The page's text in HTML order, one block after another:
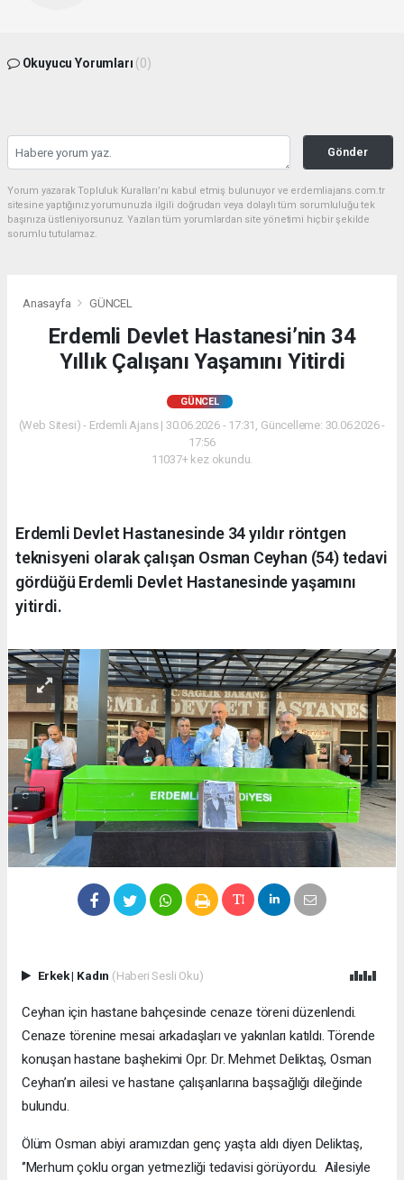
Okuyucu Yorumları (0)
Gönder
Yorum yazarak Topluluk Kuralları’nı kabul etmiş bulunuyor ve erdemliajans.com.tr
sitesine yaptığınız yorumunuzla ilgili doğrudan veya dolaylı tüm sorumluluğu tek
başınıza üstleniyorsunuz. Yazılan tüm yorumlardan site yönetimi hiçbir şekilde
sorumlu tutulamaz.
Anasayfa GÜNCEL
Erdemli Devlet Hastanesi’nin 34
Yıllık Çalışanı Yaşamını Yitirdi
GÜNCEL
(Web Sitesi) - Erdemli Ajans | 30.06.2026 - 17:31, Güncelleme: 30.06.2026 -
17:56
11037+ kez okundu.
Erdemli Devlet Hastanesinde 34 yıldır röntgen
teknisyeni olarak çalışan Osman Ceyhan (54) tedavi
gördüğü Erdemli Devlet Hastanesinde yaşamını
yitirdi.
Erkek| Kadın (Haberi Sesli Oku)
Ceyhan için hastane bahçesinde cenaze töreni düzenlendi.
Cenaze törenine mesai arkadaşları ve yakınları katıldı. Törende
konuşan hastane başhekimi Opr. Dr. Mehmet Deliktaş, Osman
Ceyhan’ın ailesi ve hastane çalışanlarına başsağlığı dileğinde
bulundu.
Ölüm Osman abiyi aramızdan genç yaşta aldı diyen Deliktaş,
‘’Merhum çoklu organ yetmezliği tedavisi görüyordu. Ailesiyle